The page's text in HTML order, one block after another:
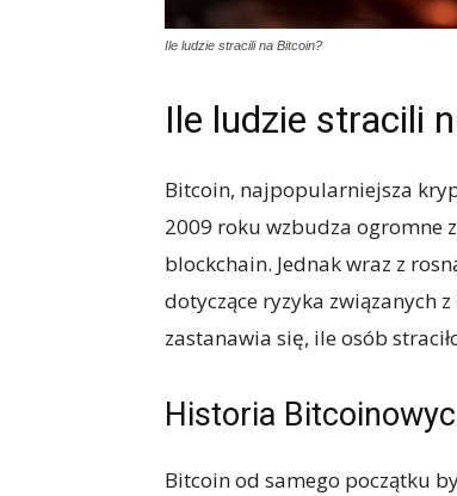
Ile ludzie stracili na Bitcoin?
Ile ludzie stracili
Bitcoin, najpopularniejsza
2009 roku wzbudza ogromne
blockchain. Jednak wraz z
dotyczące ryzyka związanych
zastanawia się, ile osób
Historia
Bitcoin od samego początku